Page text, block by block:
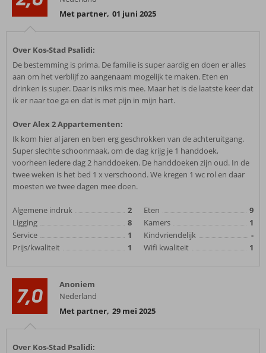
Met partner, 01 juni 2025
Over Kos-Stad Psalidi:
De bestemming is prima. De familie is super aardig en doen er alles
aan om het verblijf zo aangenaam mogelijk te maken. Eten en
drinken is super. Daar is niks mis mee. Maar het is de laatste keer dat
ik er naar toe ga en dat is met pijn in mijn hart.
Over Alex 2 Appartementen:
Ik kom hier al jaren en ben erg geschrokken van de achteruitgang.
Super slechte schoonmaak, om de dag krijg je 1 handdoek,
voorheen iedere dag 2 handdoeken. De handdoeken zijn oud. In de
twee weken is het bed 1 x verschoond. We kregen 1 wc rol en daar
moesten we twee dagen mee doen.
Algemene indruk
2
Ligging
8
Service
1
Prijs/kwaliteit
1
Eten
9
Kamers
1
Kindvriendelijk
-
Wifi kwaliteit
1
7,0
Anoniem
Nederland
Met partner, 29 mei 2025
Over Kos-Stad Psalidi: